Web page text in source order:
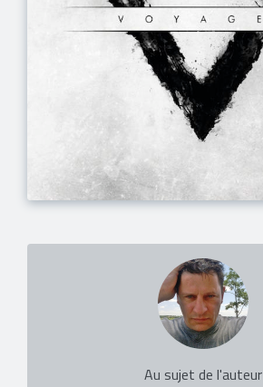
Au sujet de l'auteur